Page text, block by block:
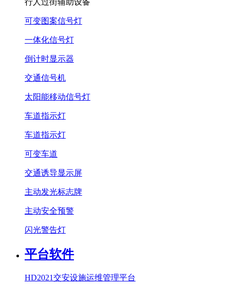
可变图案信号灯
一体化信号灯
倒计时显示器
交通信号机
太阳能移动信号灯
车道指示灯
车道指示灯
可变车道
交通诱导显示屏
主动发光标志牌
主动安全预警
闪光警告灯
平台软件
HD2021交安设施运维管理平台